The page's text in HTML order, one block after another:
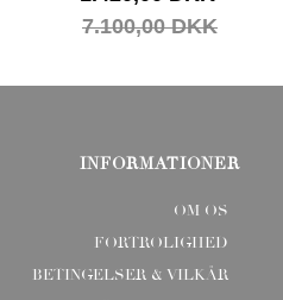
7.100,00 DKK
INFORMATIONER
OM OS
FORTROLIGHED
BETINGELSER & VILKÅR